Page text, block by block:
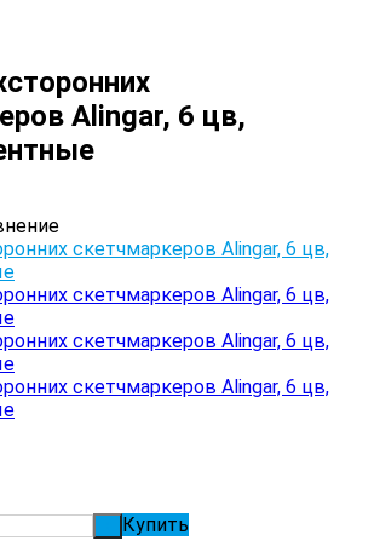
Alingar, 6 цв,
Купить